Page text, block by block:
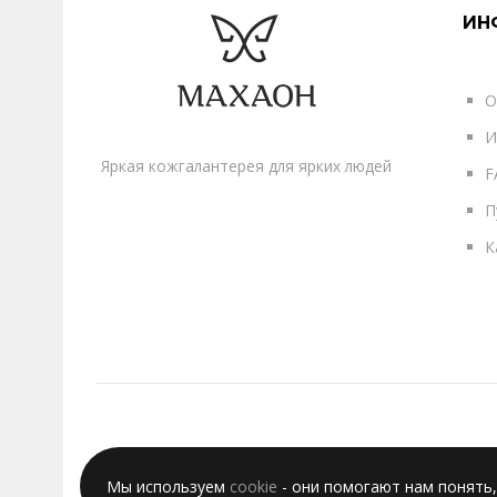
Яркая кожгалантерея для ярких людей
Мы используем cookie - они помогают нам